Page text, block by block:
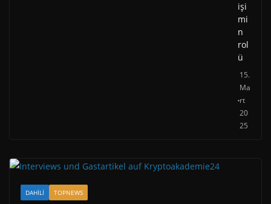
işi
mi
n
rol
ü
15.
Ma
rt
20
25
DAHILI TOPNEWS